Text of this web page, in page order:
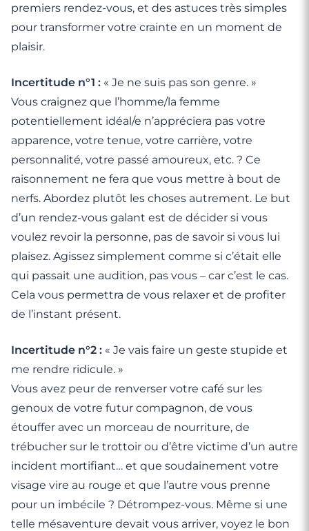
premiers rendez-vous, et des astuces très simples
pour transformer votre crainte en un moment de
plaisir.
Incertitude n°1 : « Je ne suis pas son genre. »
Vous craignez que l’homme/la femme
potentiellement idéal/e n’appréciera pas votre
apparence, votre tenue, votre carrière, votre
personnalité, votre passé amoureux, etc. ? Ce
raisonnement ne fera que vous mettre à bout de
nerfs. Abordez plutôt les choses autrement. Le but
d’un rendez-vous galant est de décider si vous
voulez revoir la personne, pas de savoir si vous lui
plaisez. Agissez simplement comme si c’était elle
qui passait une audition, pas vous – car c’est le cas.
Cela vous permettra de vous relaxer et de profiter
de l’instant présent.
Incertitude n°2 : « Je vais faire un geste stupide et
me rendre ridicule. »
Vous avez peur de renverser votre café sur les
genoux de votre futur compagnon, de vous
étouffer avec un morceau de nourriture, de
trébucher sur le trottoir ou d’être victime d’un autre
incident mortifiant… et que soudainement votre
visage vire au rouge et que l’autre vous prenne
pour un imbécile ? Détrompez-vous. Même si une
telle mésaventure devait vous arriver, voyez le bon